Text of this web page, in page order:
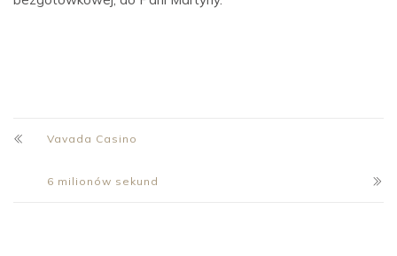
Vavada Casino
6 milionów sekund